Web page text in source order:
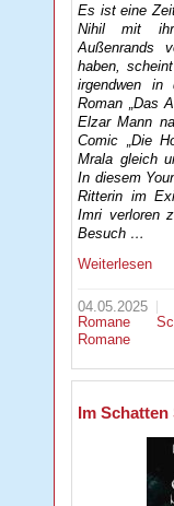
Es ist eine
Nihil mit
Außenrands
haben,
irgendwen in
Roman „Das
Elzar Mann
Comic „Die
Mrala gleich
In diesem
Ritterin im
Imri verloren
Besuch …
Weiterlesen
04.05.2025
Romane
Romane
Im Schatten